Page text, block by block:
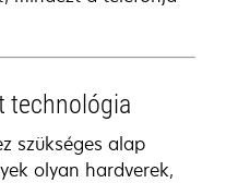
technológia
szükséges alap
olyan hardverek,